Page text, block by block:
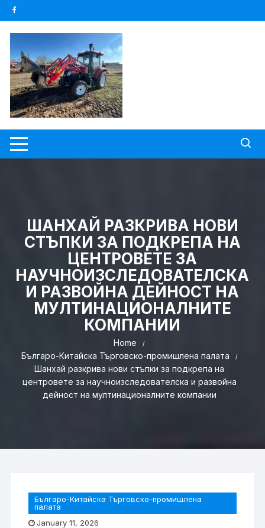
Skip
to
content
ШАНХАЙ РАЗКРИВА НОВИ
СТЪПКИ ЗА ПОДКРЕПА НА
ЦЕНТРОВЕТЕ ЗА
НАУЧНОИЗСЛЕДОВАТЕЛСКА
И РАЗВОЙНА ДЕЙНОСТ НА
МУЛТИНАЦИОНАЛНИТЕ
КОМПАНИИ
Home
Българо-Китайска Търговско-промишлена палaта
Шанхай разкрива нови стъпки за подкрепа на
центровете за научноизследователска и развойна
дейност на мултинационалните компании
Българо-Китайска Търговско-промишлена
палaта
January 11, 2026